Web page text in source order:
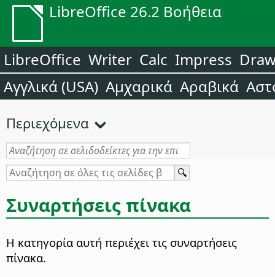
LibreOffice 26.2 Βοήθεια
LibreOffice Writer Calc Impress
Αγγλικά (USA) Αμχαρικά Αραβικά
Περιεχόμενα
Συναρτήσεις πίνακα
Η κατηγορία αυτή περιέχει τις συναρτήσεις
πίνακα.